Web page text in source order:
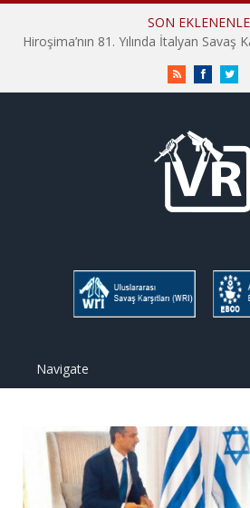
SON
RSS Facebook
Navigate